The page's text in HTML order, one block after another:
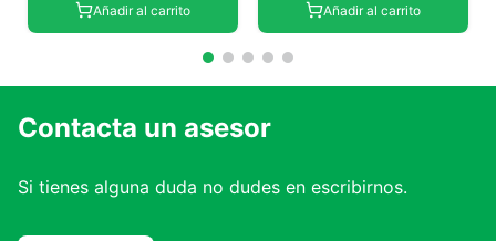
Añadir al carrito Añadir al carrito
Contacta un asesor
Si tienes alguna duda no dudes en escribirnos.